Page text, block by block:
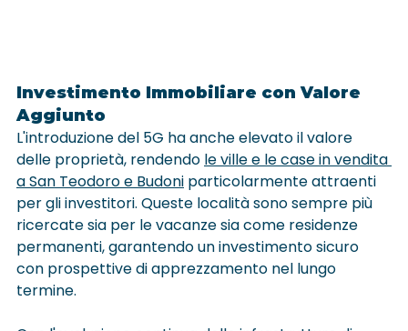
Investimento Immobiliare con Valore
Aggiunto
L'introduzione del 5G ha anche elevato il valore
delle proprietà, rendendo le ville e le case in vendita
a San Teodoro e Budoni particolarmente attraenti
per gli investitori. Queste località sono sempre più
ricercate sia per le vacanze sia come residenze
permanenti, garantendo un investimento sicuro
con prospettive di apprezzamento nel lungo
termine.